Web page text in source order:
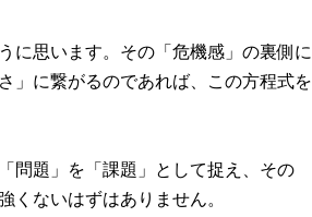
に思います。その「危機感」の裏側に
」に繋がるのであれば、この方程式を
問題」を「課題」として捉え、その
くないはずはありません。